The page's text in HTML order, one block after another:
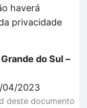
haverá
privacidade
do Sul –
04/2023
deste documento